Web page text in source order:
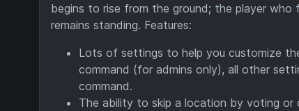
begins to rise from the ground; the player
remains standing. Features:
Lots of settings to help you customize
command (for admins only), all other
command.
The ability to skip a location by voting